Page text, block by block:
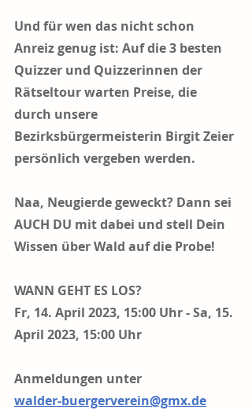
Und für wen das nicht schon
Anreiz genug ist: Auf die 3 besten
Quizzer und Quizzerinnen der
Rätseltour warten Preise, die
durch unsere
Bezirksbürgermeisterin Birgit Zeier
persönlich vergeben werden.
Naa, Neugierde geweckt? Dann sei
AUCH DU mit dabei und stell Dein
Wissen über Wald auf die Probe!
WANN GEHT ES LOS?
Fr, 14. April 2023, 15:00 Uhr - Sa, 15.
April 2023, 15:00 Uhr
Anmeldungen unter
walder-buergerverein@gmx.de